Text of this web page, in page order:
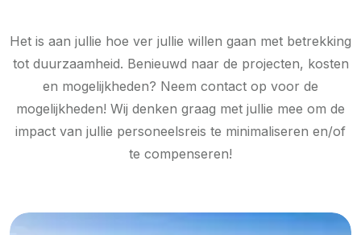
Het is aan jullie hoe ver jullie willen gaan met betrekking
tot duurzaamheid. Benieuwd naar de projecten, kosten
en mogelijkheden? Neem contact op voor de
mogelijkheden! Wij denken graag met jullie mee om de
impact van jullie personeelsreis te minimaliseren en/of
te compenseren!